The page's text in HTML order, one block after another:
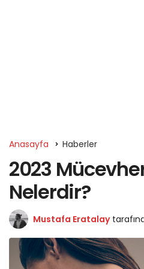
Anasayfa Haberler
2023
Nelerdir?
Mustafa Eratalay